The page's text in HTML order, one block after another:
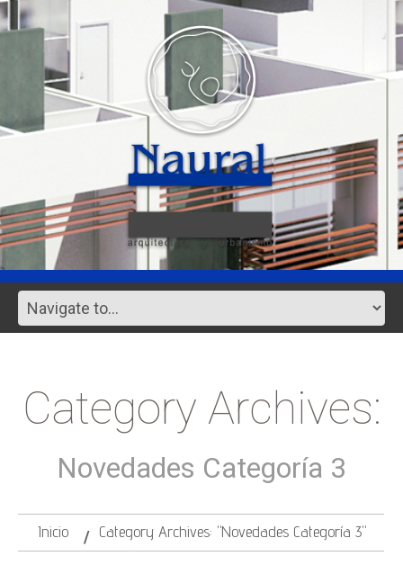
Category Archives:
Novedades Categoría 3
Inicio Category Archives: "Novedades Categoría 3"